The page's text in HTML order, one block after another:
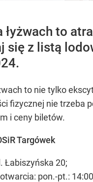
łyżwach to
się z listą
to nie tylko
fizycznej nie trzeba
i ceny biletów.
Targówek
Łabiszyńska 20;
pon.-pt.: